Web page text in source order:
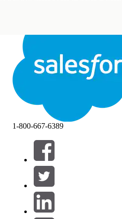
Fermer
Filtrer par (0)
SÉLECTIONNER DES FILTRES
Gamme de produits
1-800-667-6389